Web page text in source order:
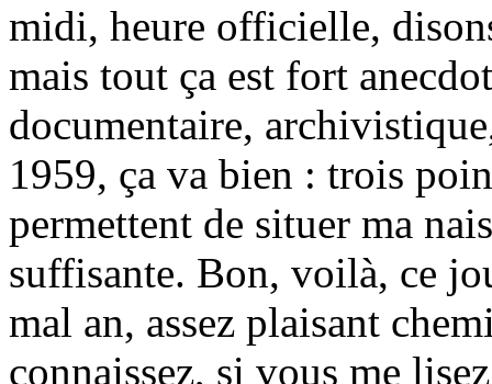
midi, heure officielle,
mais tout ça est fort
documentaire,
1959, ça va bien : trois
permettent de situer ma
suffisante. Bon, voilà, ce
mal an, assez plaisant
connaissez, si vous me